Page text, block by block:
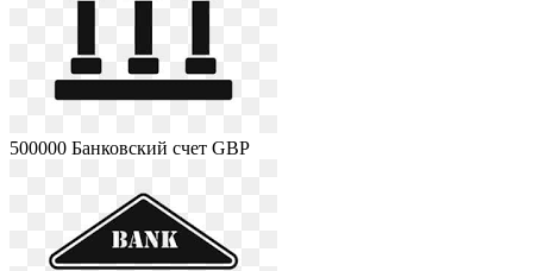
500000 Банковский счет GBP